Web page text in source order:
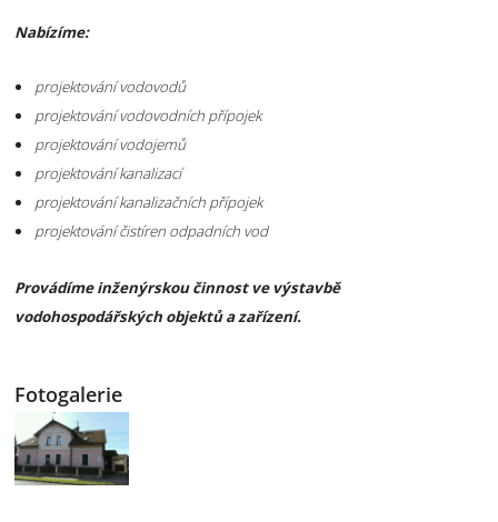
Nabízíme:
projektování vodovodů
projektování vodovodních přípojek
projektování vodojemů
projektování kanalizací
projektování kanalizačních přípojek
projektování čistíren odpadních vod
Provádíme inženýrskou činnost ve výstavbě
vodohospodářských objektů a zařízení.
Fotogalerie